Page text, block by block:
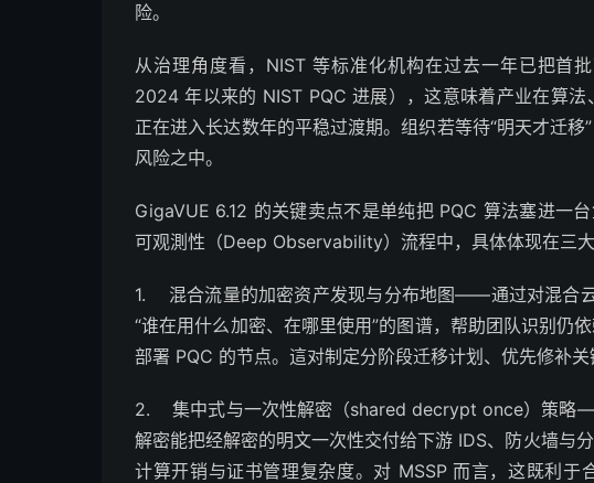
险。
从治理角度看，NIST 等标准化机构在过去一年已把首
2024 年以来的 NIST PQC 进展），这意味着产业在算
正在进入长达数年的平稳过渡期。组织若等待“明天才迁
风险之中。
GigaVUE 6.12 的关键卖点不是单纯把 PQC 算法塞进一
可观測性（Deep Observability）流程中，具体体现在三大
1. 混合流量的加密资产发现与分布地图——通过对混合
“谁在用什么加密、在哪里使用”的图谱，帮助团队识别仍
部署 PQC 的节点。這对制定分阶段迁移计划、优先修补关
2. 集中式与一次性解密（shared decrypt once）策略
解密能把经解密的明文一次性交付给下游 IDS、防火墙与
计算开销与证书管理复杂度。对 MSSP 而言，这既利于